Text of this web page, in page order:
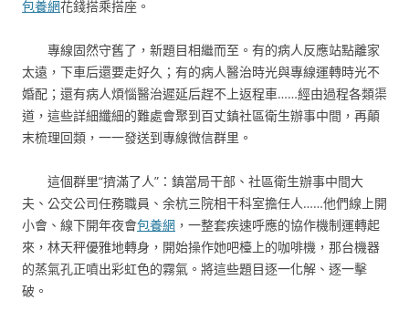
包養網花錢搭乘搭座。
專線固然守舊了，新題目相繼而至。有的病人反應站點離家
太遠，下車后還要走好久；有的病人醫治時光與專線運轉時光不
婚配；還有病人煩惱醫治遲延后趕不上返程車……經由過程各類渠
道，這些詳細纖細的難處會聚到百丈鎮社區衛生辦事中間，再顛
末梳理回類，一一發送到專線微信群里。
這個群里“擠滿了人”：鎮當局干部、社區衛生辦事中間大
夫、公交公司任務職員、余杭三院相干科室擔任人……他們線上開
小會、線下開年夜會包養網 ，一整套疾速呼應的協作機制運轉起
來，林天秤優雅地轉身，開始操作她吧檯上的咖啡機，那台機器
的蒸氣孔正噴出彩虹色的霧氣。將這些題目逐一化解、逐一擊
破。